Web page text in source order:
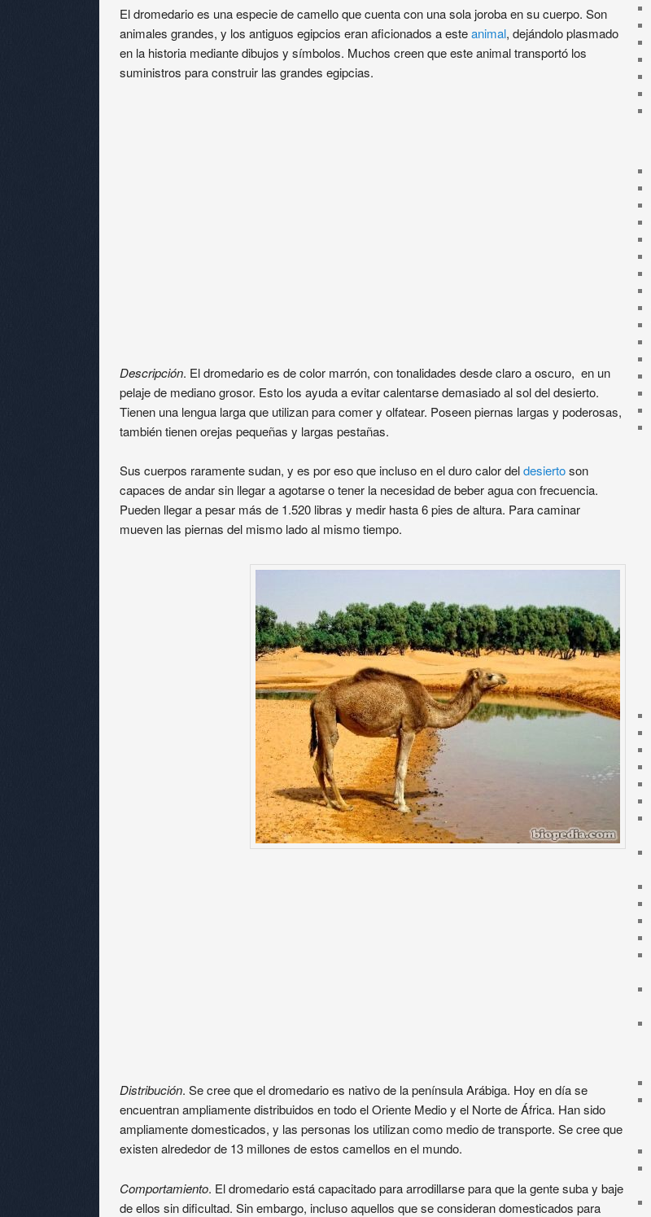
El dromedario es una especie de camello que cuenta con una sola joroba en su cuerpo. Son
animales grandes, y los antiguos egipcios eran aficionados a esteanimal, dejándolo plasmado
en la historia mediante dibujos y símbolos. Muchos creen que este animal transportó los
suministros para construir las grandes egipcias.
Descripción. El dromedario es de color marrón, con tonalidades desde claro a oscuro, en un
pelaje de mediano grosor. Esto los ayuda a evitar calentarse demasiado al sol del desierto.
Tienen una lengua larga que utilizan para comer y olfatear. Poseen piernas largas y poderosas,
también tienen orejas pequeñas y largas pestañas.
Sus cuerpos raramente sudan, y es por eso que incluso en el duro calor deldesiertoson
capaces de andar sin llegar a agotarse o tener la necesidad de beber agua con frecuencia.
Pueden llegar a pesar más de 1.520 libras y medir hasta 6 pies de altura. Para caminar
mueven las piernas del mismo lado al mismo tiempo.
Distribución. Se cree que el dromedario es nativo de la península Arábiga. Hoy en día se
encuentran ampliamente distribuidos en todo el Oriente Medio y el Norte de África. Han sido
ampliamente domesticados, y las personas los utilizan como medio de transporte. Se cree que
existen alrededor de 13 millones de estos camellos en el mundo.
Comportamiento. El dromedario está capacitado para arrodillarse para que la gente suba y baje
de ellos sin dificultad. Sin embargo, incluso aquellos que se consideran domesticados para